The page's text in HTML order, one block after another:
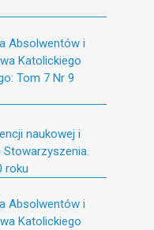
Absolwentów i
Katolickiego
Tom 7 Nr 9
naukowej i
roku
Absolwentów i
Katolickiego